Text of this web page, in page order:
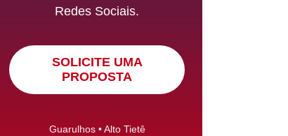
Redes Sociais.
SOLICITE UMA
PROPOSTA
Guarulhos • Alto Tietê